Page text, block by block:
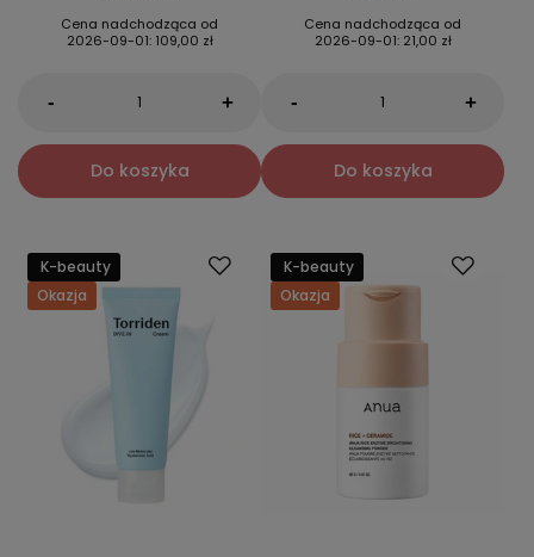
Cena nadchodząca od
2026-09-01: 109,00 zł
- +
Do koszyka
Cena nadchodząca od
2026-09-01: 21,00 zł
- +
Do koszyka
K-beauty
Okazja
K-beauty
Okazja